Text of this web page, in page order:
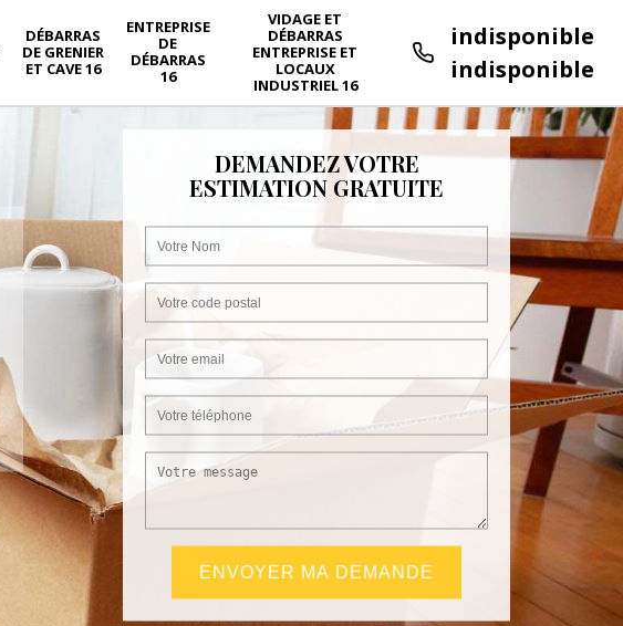
DÉBARRAS
DE GRENIER
ET CAVE 16
ENTREPRISE
DE
DÉBARRAS
16
VIDAGE ET
DÉBARRAS
ENTREPRISE ET
LOCAUX
INDUSTRIEL 16
indisponible
indisponible
DEMANDEZ VOTRE
ESTIMATION GRATUITE